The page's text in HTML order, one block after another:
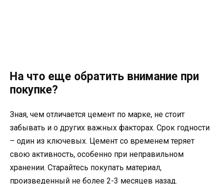
На что еще обратить внимание при
покупке?
Зная, чем отличается цемент по марке, не стоит
забывать и о других важных факторах. Срок годности
– один из ключевых. Цемент со временем теряет
свою активность, особенно при неправильном
хранении. Старайтесь покупать материал,
произведенный не более 2-3 месяцев назад.